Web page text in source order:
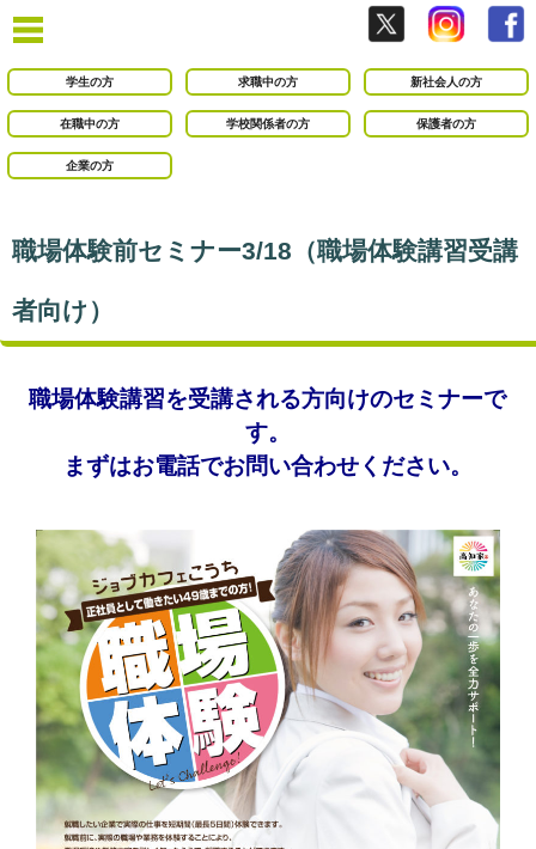
学生の方 求職中の方 新社会人の方
在職中の方 学校関係者の方 保護者の方
企業の方
職場体験前セミナー3/18（職場体験講習受講
者向け）
職場体験講習を受講される方向けのセミナーで
す。
まずはお電話でお問い合わせください。